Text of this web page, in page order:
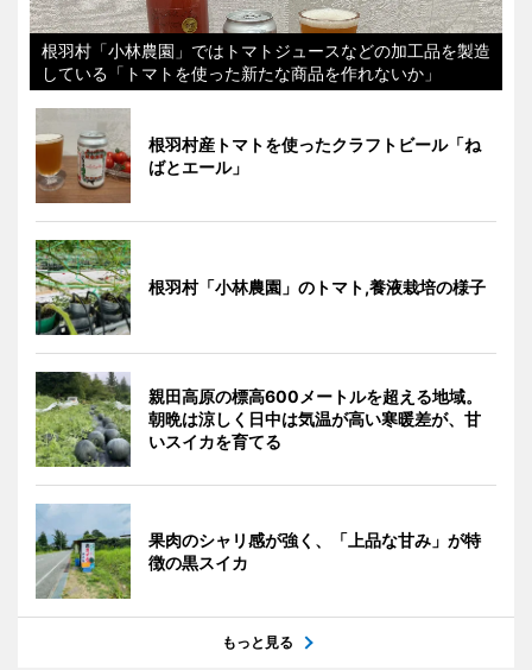
根羽村「小林農園」ではトマトジュースなどの加工品を製造
している「トマトを使った新たな商品を作れないか」
根羽村産トマトを使ったクラフトビール「ね
ばとエール」
根羽村「小林農園」のトマト,養液栽培の様子
親田高原の標高600メートルを超える地域。
朝晩は涼しく日中は気温が高い寒暖差が、甘
いスイカを育てる
果肉のシャリ感が強く、「上品な甘み」が特
徴の黒スイカ
もっと見る